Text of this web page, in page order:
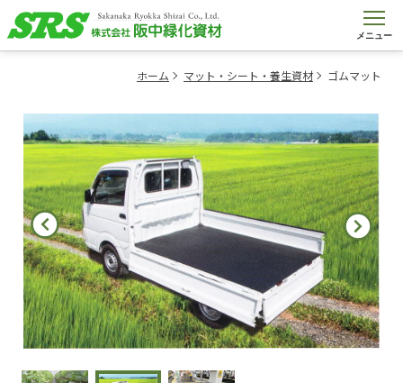
メニュー
ホーム マット・シート・養生資材 ゴムマット